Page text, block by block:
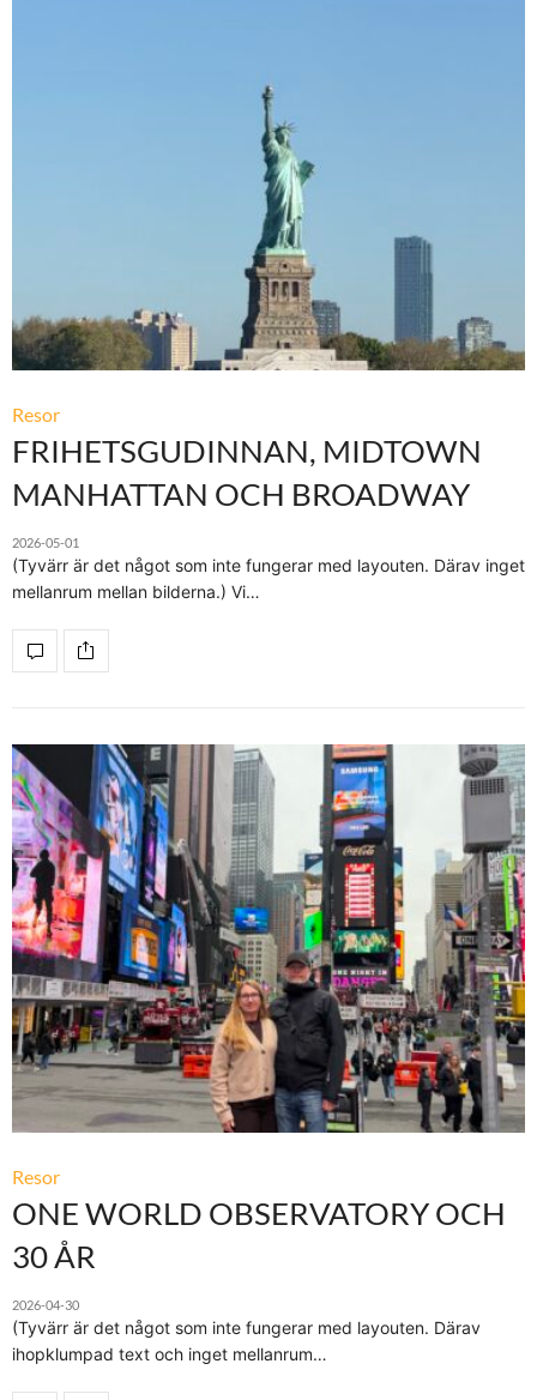
Resor
FRIHETSGUDINNAN, MIDTOWN
MANHATTAN OCH BROADWAY
2026-05-01
(Tyvärr är det något som inte fungerar med layouten. Därav inget
mellanrum mellan bilderna.) Vi…
Resor
ONE WORLD OBSERVATORY OCH
30 ÅR
2026-04-30
(Tyvärr är det något som inte fungerar med layouten. Därav
ihopklumpad text och inget mellanrum…